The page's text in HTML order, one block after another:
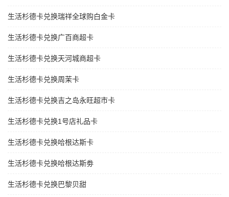
生活杉德卡兑换瑞祥全球购白金卡
生活杉德卡兑换广百商超卡
生活杉德卡兑换天河城商超卡
生活杉德卡兑换周茉卡
生活杉德卡兑换吉之岛永旺超市卡
生活杉德卡兑换1号店礼品卡
生活杉德卡兑换哈根达斯卡
生活杉德卡兑换哈根达斯劵
生活杉德卡兑换巴黎贝甜